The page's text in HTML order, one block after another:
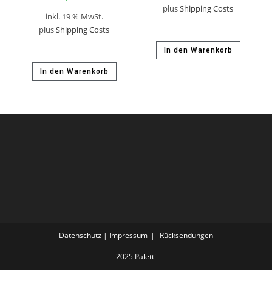
inkl. 19 % MwSt.
plusShipping Costs
In den Warenkorb
plusShipping Costs
In den Warenkorb
Datenschutz | Impressum Rücksendungen
2025 Paletti